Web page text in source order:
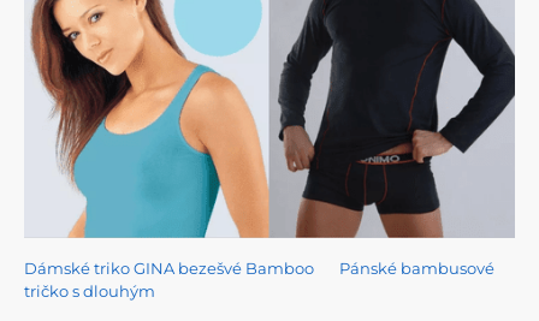
Dámské triko GINA bezešvé Bamboo
Pánské bambusové
tričko s dlouhým